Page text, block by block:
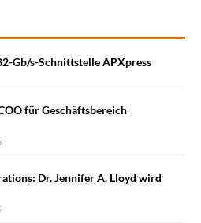
Gb/s-Schnittstelle APXpress
für Geschäftsbereich
Dr. Jennifer A. Lloyd wird